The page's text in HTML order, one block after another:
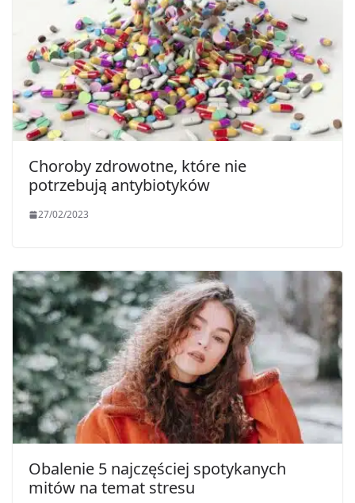
Choroby zdrowotne, które nie
potrzebują antybiotyków
27/02/2023
Obalenie 5 najczęściej spotykanych
mitów na temat stresu